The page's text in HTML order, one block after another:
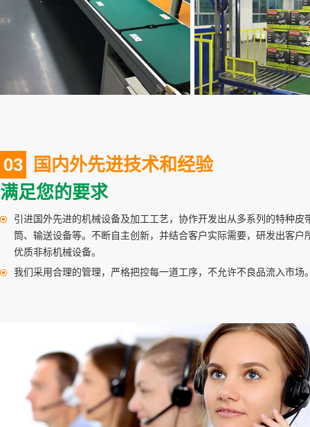
03
国内外先进技术和经验
满足您的要求
引进国外先进的机械设备及加工工艺，协作开发出从多系列的特种皮
筒、输送设备等。不断自主创新，并结合客户实际需要，研发出客户
优质非标机械设备。
我们采用合理的管理，严格把控每一道工序，不允许不良品流入市场